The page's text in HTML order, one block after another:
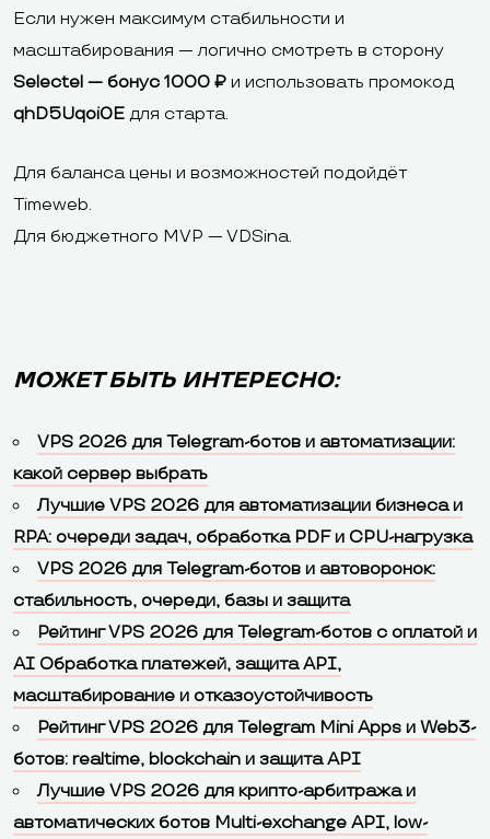
Если нужен максимум стабильности и
масштабирования — логично смотреть в сторону
Selectel — бонус 1000 ₽ и использовать промокод
qhD5Uqoi0E для старта.
Для баланса цены и возможностей подойдёт
Timeweb.
Для бюджетного MVP — VDSina.
МОЖЕТ БЫТЬ ИНТЕРЕСНО:
VPS 2026 для Telegram-ботов и автоматизации:
какой сервер выбрать
Лучшие VPS 2026 для автоматизации бизнеса и
RPA: очереди задач, обработка PDF и CPU-нагрузка
VPS 2026 для Telegram-ботов и автоворонок:
стабильность, очереди, базы и защита
Рейтинг VPS 2026 для Telegram-ботов с оплатой и
AI Обработка платежей, защита API,
масштабирование и отказоустойчивость
Рейтинг VPS 2026 для Telegram Mini Apps и Web3-
ботов: realtime, blockchain и защита API
Лучшие VPS 2026 для крипто-арбитража и
автоматических ботов Multi-exchange API, low-